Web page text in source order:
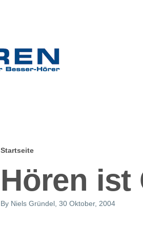
Startseite
Hören ist
By Niels Gründel , 30 Oktober, 2004